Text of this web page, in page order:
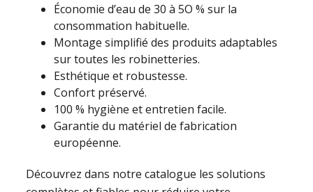
Économie d’eau de 30 à 5O % sur la
consommation habituelle.
Montage simplifié des produits adaptables
sur toutes les robinetteries.
Esthétique et robustesse.
Confort préservé.
100 % hygiène et entretien facile.
Garantie du matériel de fabrication
européenne.
Découvrez dans notre catalogue les solutions